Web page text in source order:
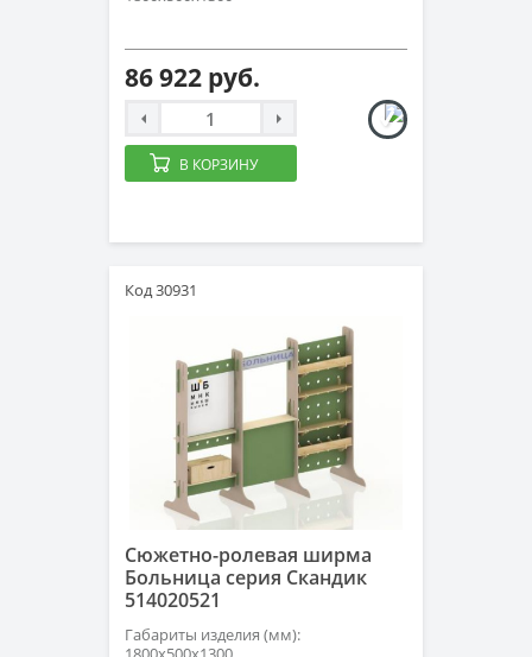
86 922 руб.
В КОРЗИНУ
Код 30931
Сюжетно-ролевая ширма
Больница серия Скандик
514020521
Габариты изделия (мм):